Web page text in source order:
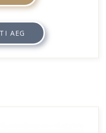
AEG